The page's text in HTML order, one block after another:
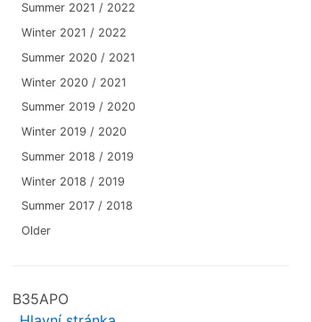
Summer 2021 / 2022
Winter 2021 / 2022
Summer 2020 / 2021
Winter 2020 / 2021
Summer 2019 / 2020
Winter 2019 / 2020
Summer 2018 / 2019
Winter 2018 / 2019
Summer 2017 / 2018
Older
B35APO